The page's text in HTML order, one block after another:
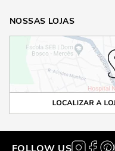
NOSSAS LOJAS